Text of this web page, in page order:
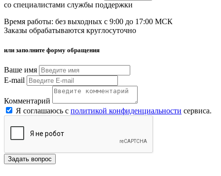
со специалистами службы поддержки
Время работы: без выходных с 9:00 до 17:00 МСК
Заказы обрабатываются круглосуточно
или заполните форму обращения
Ваше имя
E-mail
Комментарий
Я соглашаюсь с политикой конфиденциальности сервиса.
Задать вопрос